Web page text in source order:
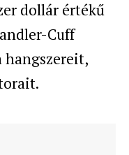
dollár értékű
Cuff
hangszereit,